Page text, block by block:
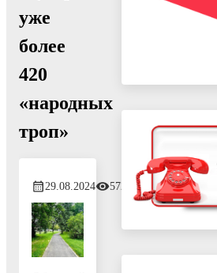
уже
более
420
«народных
троп»
29.08.2024 572